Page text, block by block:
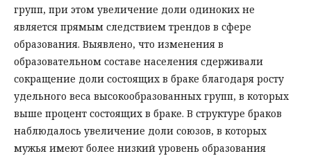
групп, при этом увеличение доли одиноких не
является прямым следствием трендов в сфере
образования. Выявлено, что изменения в
образовательном составе населения сдерживали
сокращение доли состоящих в браке благодаря росту
удельного веса высокообразованных групп, в которых
выше процент состоящих в браке. В структуре браков
наблюдалось увеличение доли союзов, в которых
мужья имеют более низкий уровень образования